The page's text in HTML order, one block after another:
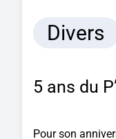
Divers
5 ans du
Pour son